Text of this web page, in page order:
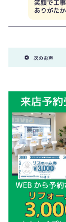
笑顔で工
ありがた
次のお声